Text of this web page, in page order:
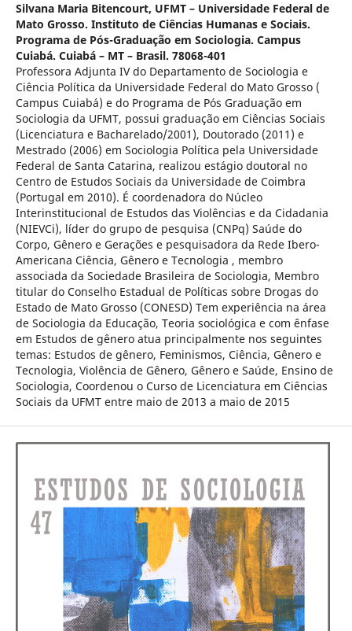
Silvana Maria Bitencourt, UFMT – Universidade Federal de
Mato Grosso. Instituto de Ciências Humanas e Sociais.
Programa de Pós-Graduação em Sociologia. Campus
Cuiabá. Cuiabá – MT – Brasil. 78068-401
Professora Adjunta IV do Departamento de Sociologia e
Ciência Política da Universidade Federal do Mato Grosso (
Campus Cuiabá) e do Programa de Pós Graduação em
Sociologia da UFMT, possui graduação em Ciências Sociais
(Licenciatura e Bacharelado/2001), Doutorado (2011) e
Mestrado (2006) em Sociologia Política pela Universidade
Federal de Santa Catarina, realizou estágio doutoral no
Centro de Estudos Sociais da Universidade de Coimbra
(Portugal em 2010). É coordenadora do Núcleo
Interinstitucional de Estudos das Violências e da Cidadania
(NIEVCi), líder do grupo de pesquisa (CNPq) Saúde do
Corpo, Gênero e Gerações e pesquisadora da Rede Ibero-
Americana Ciência, Gênero e Tecnologia , membro
associada da Sociedade Brasileira de Sociologia, Membro
titular do Conselho Estadual de Políticas sobre Drogas do
Estado de Mato Grosso (CONESD) Tem experiência na área
de Sociologia da Educação, Teoria sociológica e com ênfase
em Estudos de gênero atua principalmente nos seguintes
temas: Estudos de gênero, Feminismos, Ciência, Gênero e
Tecnologia, Violência de Gênero, Gênero e Saúde, Ensino de
Sociologia, Coordenou o Curso de Licenciatura em Ciências
Sociais da UFMT entre maio de 2013 a maio de 2015